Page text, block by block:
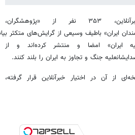
به گزارش خبرگزاری خبرآنلاین، ۳۵۳ نفر از «پژوهشگران،
ایران» باطیف وسیعی از گرایش‌های متکثر
امضا و منتشر کرده‌اند و از
جنگ و تجاوز به ایران را بلند کنند.
از آن در اختیار خبرآنلاین قرار گرفته،